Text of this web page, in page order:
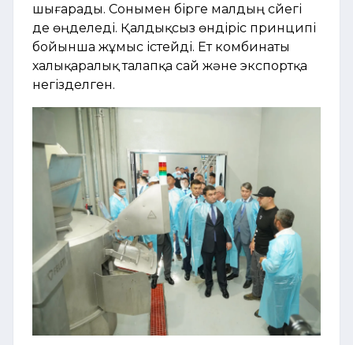
шығарады. Сонымен бірге малдың сүйегі
де өңделеді. Қалдықсыз өндіріс принципі
бойынша жұмыс істейді. Ет комбинаты
халықаралық талапқа сай және экспортқа
негізделген.